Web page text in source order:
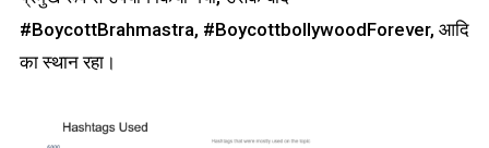
#BoycottBrahmastra, #BoycottbollywoodForever, आदि
का स्थान रहा।